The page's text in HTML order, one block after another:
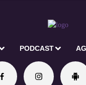
PODCAST